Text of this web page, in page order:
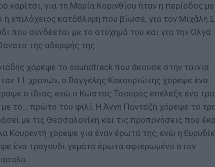
κορίτσι, για τη Μαρία Κορινθίου ήταν η περίοδος
η επιλόχειος κατάθλιψη που βίωσε, για τον Μιχάλη
που συνδέεται με το ατύχημά του και για την Όλγα
της αδερφής της.
χόρεψε το soundtrack που άκουσε στην ταινία
11 χρονών, ο Βαγγέλης Κακουριώτης χόρεψε ένα
ο ίδιος, ενώ ο Κώστας Τσουρός επέλεξε ένα
το… πρώτο του φιλί. Η Άννη Πανταζή χόρεψε το
με τις Θεσσαλονίκη και τις προπονήσεις που
Κουρεντή χόρεψε για έναν έρωτά της, ενώ η
ένα τραγούδι γεμάτο έρωτα αφιερωμένο στον